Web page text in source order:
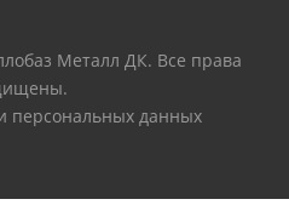
Металл ДК. Все права
персональных данных